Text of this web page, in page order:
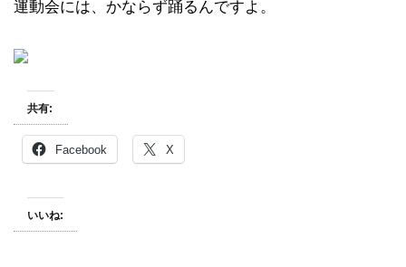
運動会には、かならず踊るんですよ。
共有:
Facebook X
いいね: